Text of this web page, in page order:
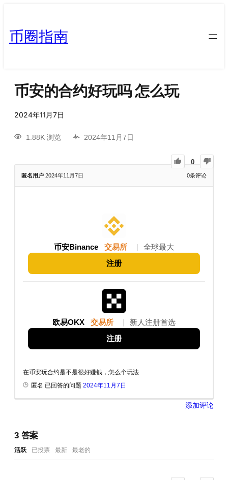
币圈指南
币安的合约好玩吗 怎么玩
2024年11月7日
1.88K 浏览 2024年11月7日
0
匿名用户 2024年11月7日 0条评论
币安Binance 交易所 全球最大
注册
欧易OKX 交易所 新人注册首选
注册
在币安玩合约是不是很好赚钱，怎么个玩法
匿名 已回答的问题 2024年11月7日
添加评论
3答案
活跃 已投票 最新 最老的